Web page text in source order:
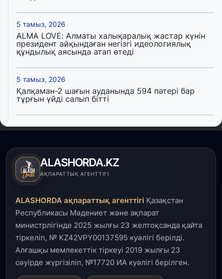
5 тамыз, 2026
ALMA LOVE: Алматы халықаралық жастар күнін
президент айқындаған негізгі идеологиялық
құндылық аясында атап өтеді
5 тамыз, 2026
Қалқаман-2 шағын ауданында 594 пәтері бар
тұрғын үйді салып бітті
4 тамыз, 2026
артады – Үкімет отырысы
3 тамыз, 2026
пайдалануға берілді
3 тамыз, 2026
Қызылордада 300 орындық аурухана,
Президенттік кітапхана және жаңа театр
салынып жатыр
ALASHORDA.KZ
АҚПАРАТТЫҚ АГЕНТТІГІ
ALASHORDA ақпараттық агенттігі Қазақстан
Республикасы Мәдениет және ақпарат
министрлігінде 2025 жылғы 23 желтоқсанда қайта
тіркеліп, № KZ42VPY00137595 куәлігі берілді.
Алғашқы мемлекеттік тіркеуі 2019 жылғы 23
сәуірде жүргізіліп, №17720 ИА куәлігі берілген.